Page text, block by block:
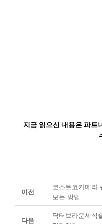
지금 읽으신 내용은 파트
이전
코스트코카메라
보는 방법
다음
닥터브라운세척